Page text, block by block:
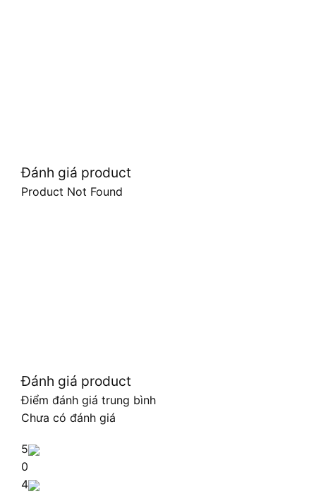
Đánh giá product
Product Not Found
Đánh giá product
Điểm đánh giá trung bình
Chưa có đánh giá
5
0
4